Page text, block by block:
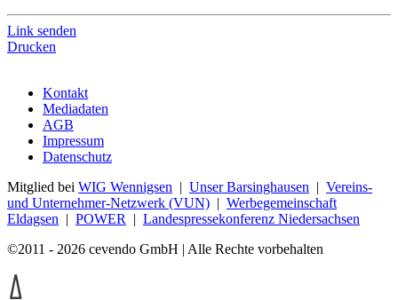
Link senden
Drucken
Kontakt
Mediadaten
AGB
Impressum
Datenschutz
Mitglied bei WIG Wennigsen | Unser Barsinghausen | Vereins-
und Unternehmer-Netzwerk (VUN) | Werbegemeinschaft
Eldagsen | POWER | Landespressekonferenz Niedersachsen
©2011 - 2026 cevendo GmbH | Alle Rechte vorbehalten